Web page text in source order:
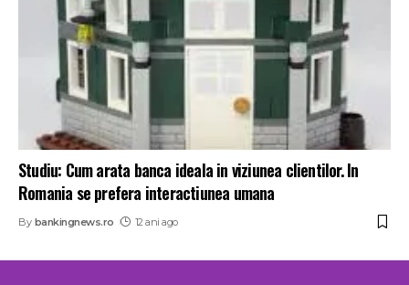
Studiu: Cum arata banca ideala in viziunea clientilor. In
Romania se prefera interactiunea umana
By bankingnews.ro 12 ani ago